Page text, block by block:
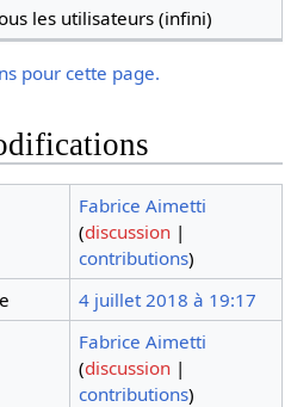
les utilisateurs (infini)
pour cette page.
Fabrice Aimetti
(discussion |
contributions)
4 juillet 2018 à 19:17
Fabrice Aimetti
(discussion |
contributions)